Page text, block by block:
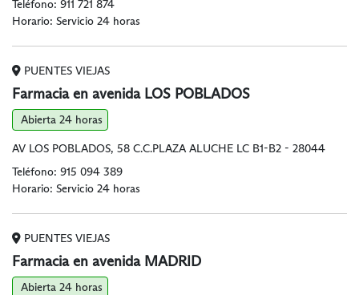
Teléfono: 911 721 874
Horario: Servicio 24 horas
PUENTES VIEJAS
Farmacia en avenida LOS POBLADOS
Abierta 24 horas
AV LOS POBLADOS, 58 C.C.PLAZA ALUCHE LC B1-B2 - 28044
Teléfono: 915 094 389
Horario: Servicio 24 horas
PUENTES VIEJAS
Farmacia en avenida MADRID
Abierta 24 horas